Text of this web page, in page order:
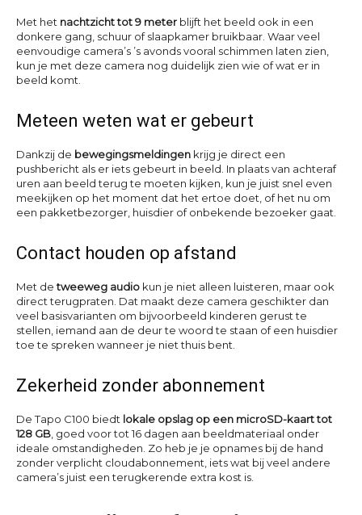
Met het nachtzicht tot 9 meter blijft het beeld ook in een
donkere gang, schuur of slaapkamer bruikbaar. Waar veel
eenvoudige camera’s ’s avonds vooral schimmen laten zien,
kun je met deze camera nog duidelijk zien wie of wat er in
beeld komt.
Meteen weten wat er gebeurt
Dankzij de bewegingsmeldingen krijg je direct een
pushbericht als er iets gebeurt in beeld. In plaats van achteraf
uren aan beeld terug te moeten kijken, kun je juist snel even
meekijken op het moment dat het ertoe doet, of het nu om
een pakketbezorger, huisdier of onbekende bezoeker gaat.
Contact houden op afstand
Met detweeweg audio kun je niet alleen luisteren, maar ook
direct terugpraten. Dat maakt deze camera geschikter dan
veel basisvarianten om bijvoorbeeld kinderen gerust te
stellen, iemand aan de deur te woord te staan of een huisdier
toe te spreken wanneer je niet thuis bent.
Zekerheid zonder abonnement
De Tapo C100 biedt lokale opslag op een microSD-kaart tot
128 GB , goed voor tot 16 dagen aan beeldmateriaal onder
ideale omstandigheden. Zo heb je je opnames bij de hand
zonder verplicht cloudabonnement, iets wat bij veel andere
camera’s juist een terugkerende extra kost is.